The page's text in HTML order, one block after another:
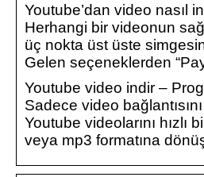
Youtube’dan video nasıl
Herhangi bir videonun
üç nokta üst üste
Gelen seçeneklerden
Youtube video indir –
Sadece video
Youtube videolarını hızlı
veya mp3 formatına